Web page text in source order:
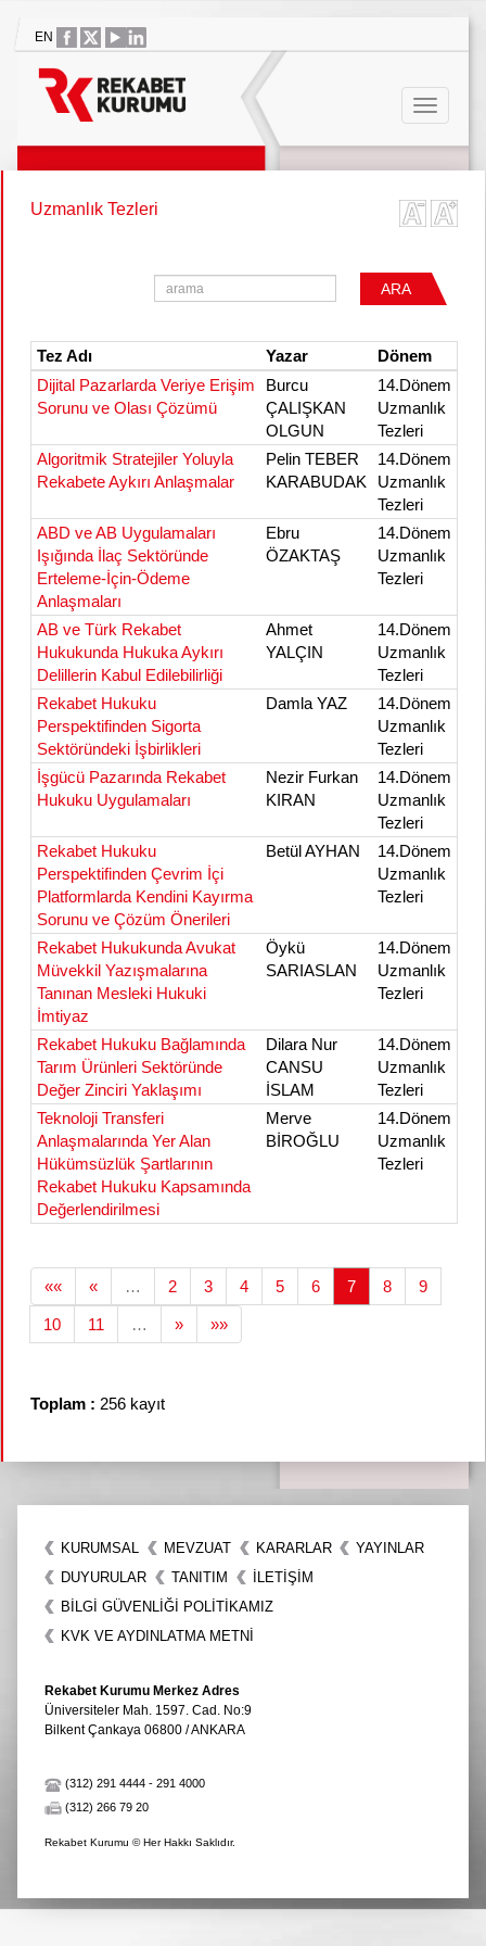
EN
Uzmanlık Tezleri
ARA
Tez Adı Yazar
Dönem
Dijital Pazarlarda Veriye Erişim
Sorunu ve Olası Çözümü
Burcu
ÇALIŞKAN
OLGUN
14.Dönem
Uzmanlık
Tezleri
Algoritmik Stratejiler Yoluyla
Rekabete Aykırı Anlaşmalar
Pelin TEBER
KARABUDAK
14.Dönem
Uzmanlık
Tezleri
ABD ve AB Uygulamaları
Işığında İlaç Sektöründe
Erteleme-İçin-Ödeme
Anlaşmaları
Ebru
ÖZAKTAŞ
14.Dönem
Uzmanlık
Tezleri
AB ve Türk Rekabet
Hukukunda Hukuka Aykırı
Delillerin Kabul Edilebilirliği
Ahmet
YALÇIN
14.Dönem
Uzmanlık
Tezleri
Rekabet Hukuku
Perspektifinden Sigorta
Sektöründeki İşbirlikleri
Damla YAZ
14.Dönem
Uzmanlık
Tezleri
İşgücü Pazarında Rekabet
Hukuku Uygulamaları
Nezir Furkan
KIRAN
14.Dönem
Uzmanlık
Tezleri
Rekabet Hukuku
Perspektifinden Çevrim İçi
Platformlarda Kendini Kayırma
Sorunu ve Çözüm Önerileri
Betül AYHAN
14.Dönem
Uzmanlık
Tezleri
Rekabet Hukukunda Avukat
Müvekkil Yazışmalarına
Tanınan Mesleki Hukuki
İmtiyaz
Öykü
SARIASLAN
14.Dönem
Uzmanlık
Tezleri
Rekabet Hukuku Bağlamında
Tarım Ürünleri Sektöründe
Değer Zinciri Yaklaşımı
Dilara Nur
CANSU
İSLAM
14.Dönem
Uzmanlık
Tezleri
Teknoloji Transferi
Anlaşmalarında Yer Alan
Hükümsüzlük Şartlarının
Rekabet Hukuku Kapsamında
Değerlendirilmesi
Merve
BİROĞLU
14.Dönem
Uzmanlık
Tezleri
«« « … 2 3 4 5 6 7 8 9
10 11 … » »»
Toplam : 256 kayıt
KURUMSAL MEVZUAT KARARLAR
YAYINLAR
DUYURULAR
TANITIM
İLETIŞIM
BİLGİ GÜVENLİĞİ POLİTİKAMIZ
KVK VE AYDINLATMA METNİ
Rekabet Kurumu Merkez Adres
Üniversiteler Mah. 1597. Cad. No:9
Bilkent Çankaya 06800 / ANKARA
(312) 291 4444 - 291 4000
(312) 266 79 20
Rekabet Kurumu © Her Hakkı Saklıdır.